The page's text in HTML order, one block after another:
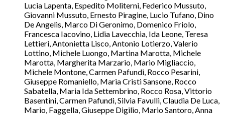
Lucia Lapenta, Espedito Moliterni, Federico Mussuto,
Giovanni Mussuto, Ernesto Piragine, Lucio Tufano, Dino
De Angelis, Marco Di Geronimo, Domenico Friolo,
Francesca Iacovino, Lidia Lavecchia, Ida Leone, Teresa
Lettieri, Antonietta Lisco, Antonio Lotierzo, Valerio
Lottino, Michele Luongo, Martina Marotta, Michele
Marotta, Margherita Marzario, Mario Migliaccio,
Michele Montone, Carmen Pafundi, Rocco Pesarini,
Giuseppe Romaniello, Maria Cristi Sansone, Rocco
Sabatella, Maria Ida Settembrino, Rocco Rosa, Vittorio
Basentini, Carmen Pafundi, Silvia Favulli, Claudia De Luca,
Mario, Faggella, Giuseppe Digilio, Mario Santoro, Anna